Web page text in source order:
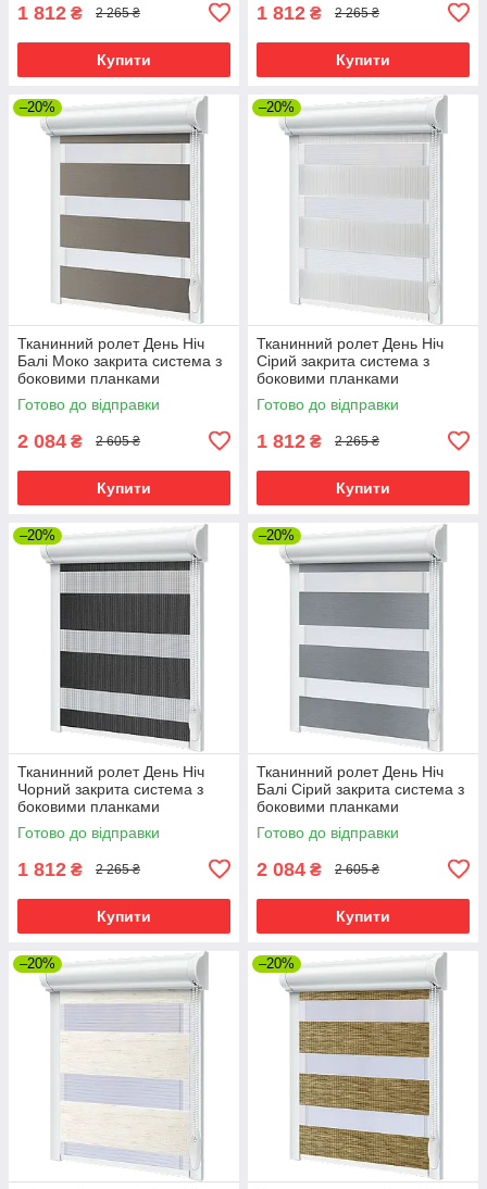
1 812 ₴ 2 265 ₴
Купити
1 812 ₴ 2 265 ₴
Купити
–20%
Тканинний ролет День Ніч
Балі Моко закрита система з
боковими планками
Готово до відправки
2 084 ₴ 2 605 ₴
Купити
–20%
Тканинний ролет День Ніч
Сірий закрита система з
боковими планками
Готово до відправки
1 812 ₴ 2 265 ₴
Купити
–20%
Тканинний ролет День Ніч
Чорний закрита система з
боковими планками
Готово до відправки
1 812 ₴ 2 265 ₴
Купити
–20%
Тканинний ролет День Ніч
Балі Сірий закрита система з
боковими планками
Готово до відправки
2 084 ₴ 2 605 ₴
Купити
–20% –20%